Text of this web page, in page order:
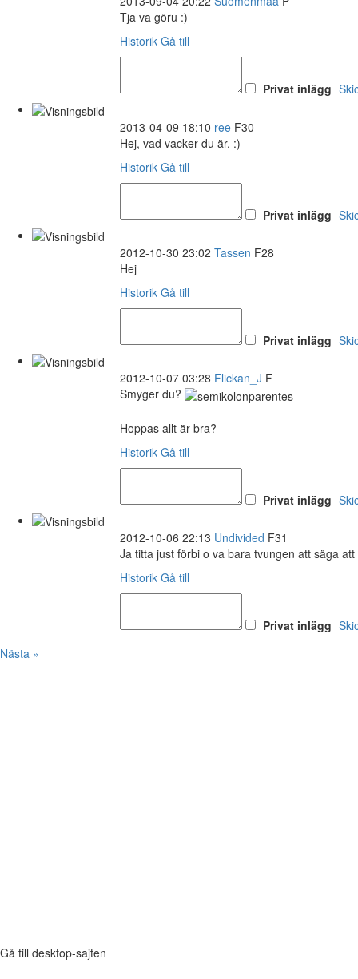
Tja va göru :)
Historik Gå till
Privat inlägg
2013-04-09 18:10 ree F30
Hej, vad vacker du är. :)
Historik Gå till
Privat inlägg
2012-10-30 23:02 Tassen F28
Hej
Historik Gå till
Privat inlägg
2012-10-07 03:28 Flickan_J F
Smyger du?
Hoppas allt är bra?
Historik Gå till
Privat inlägg
2012-10-06 22:13 Undivided F31
Ja titta just förbi o va bara tvungen att säga
Historik Gå till
Privat inlägg
Nästa »
Gå till desktop-sajten